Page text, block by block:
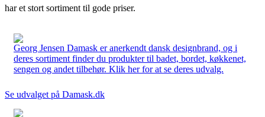
har et stort sortiment til gode priser.
Georg Jensen Damask er anerkendt dansk designbrand, og i
deres sortiment finder du produkter til badet, bordet, køkkenet,
sengen og andet tilbehør. Klik her for at se deres udvalg.
Se udvalget på Damask.dk